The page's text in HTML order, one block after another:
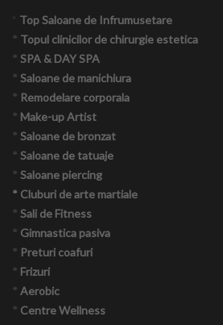
* Top Saloane de Infrumusetare
* Topul clinicilor de chirurgie estetica
* SPA & DAY SPA
* Saloane de manichiura
* Remodelare corporala
* Make-up Artist
* Saloane de bronzat
* Saloane de tatuaje
* Saloane piercing
* Cluburi de arte martiale
* Sali de Fitness
* Gimnastica pasiva
* Preturi coafuri
* Frizuri
* Aerobic
* Centre Wellness